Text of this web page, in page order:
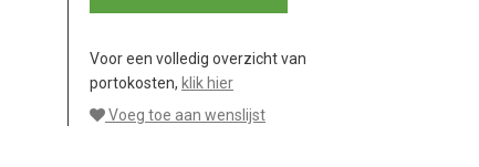
Voor een volledig overzicht van
portokosten, klik hier
Voeg toe aan wenslijst